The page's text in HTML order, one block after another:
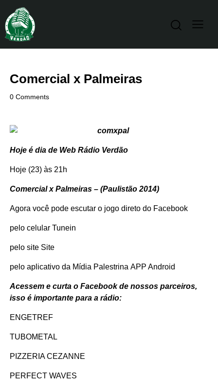
Comercial x Palmeiras
0 Comments
Hoje é dia de Web Rádio Verdão
Hoje (23) às 21h
Comercial x Palmeiras – (Paulistão 2014)
Agora você pode escutar o jogo direto do Facebook
pelo celular Tunein
pelo site Site
pelo aplicativo da Mídia Palestrina APP Android
Acessem e curta o Facebook de nossos parceiros,
isso é importante para a rádio:
ENGETREF
TUBOMETAL
PIZZERIA CEZANNE
PERFECT WAVES